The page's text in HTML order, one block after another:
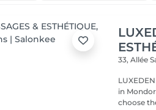
33, Allée
in Mondorf les Bains. Come to
choose